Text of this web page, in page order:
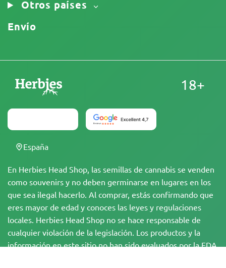
Otros países
Envío
En Herbies Head Shop, las semillas de cannabis se venden
como souvenirs y no deben germinarse en lugares en los
que sea ilegal hacerlo. Al comprar, estás confirmando que
eres mayor de edad y conoces las leyes y regulaciones
locales. Herbies Head Shop no se hace responsable de
cualquier violación de la legislación. Los productos y la
información en este sitio no han sido evaluados por la FDA
18+
España